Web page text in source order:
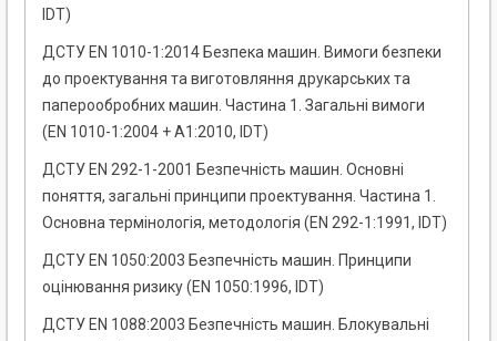
IDT)
ДСТУ EN 1010-1:2014 Безпека машин. Вимоги безпеки
до проектування та виготовляння друкарських та
паперообробних машин. Частина 1. Загальні вимоги
(EN 1010-1:2004 + A1:2010, IDT)
ДСТУ EN 292-1-2001 Безпечнiсть машин. Основнi
поняття, загальнi принципи проектування. Частина 1.
Основна термiнологiя, методологiя (EN 292-1:1991, IDT)
ДСТУ EN 1050:2003 Безпечність машин. Принципи
оцінювання ризику (EN 1050:1996, IDT)
ДСТУ EN 1088:2003 Безпечність машин. Блокувальні